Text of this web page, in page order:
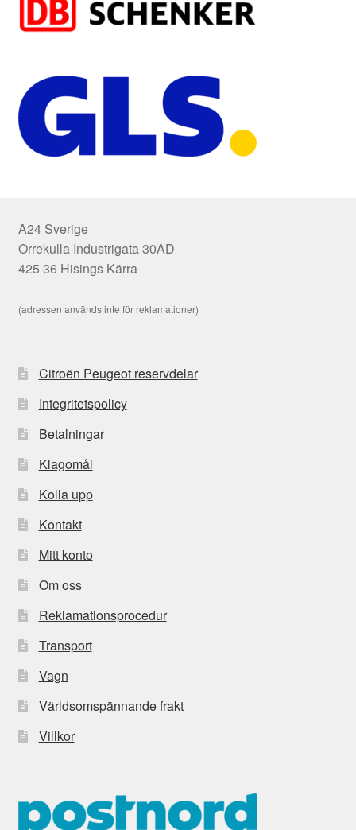
A24 Sverige
Orrekulla Industrigata 30AD
425 36 Hisings Kärra
(adressen används inte för reklamationer)
Citroën Peugeot reservdelar
Integritetspolicy
Betalningar
Klagomål
Kolla upp
Kontakt
Mitt konto
Om oss
Reklamationsprocedur
Transport
Vagn
Världsomspännande frakt
Villkor